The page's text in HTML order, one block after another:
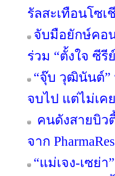
รัลสะเทือนโซ
จับมือยักษ์คอน
ร่วม “ตั้งใจ ซี
“จุ๊บ วุฒินันต์”
จบไป แต่ไม่เค
คนดังสายบิว
จาก
“แม่เจง-เซย่